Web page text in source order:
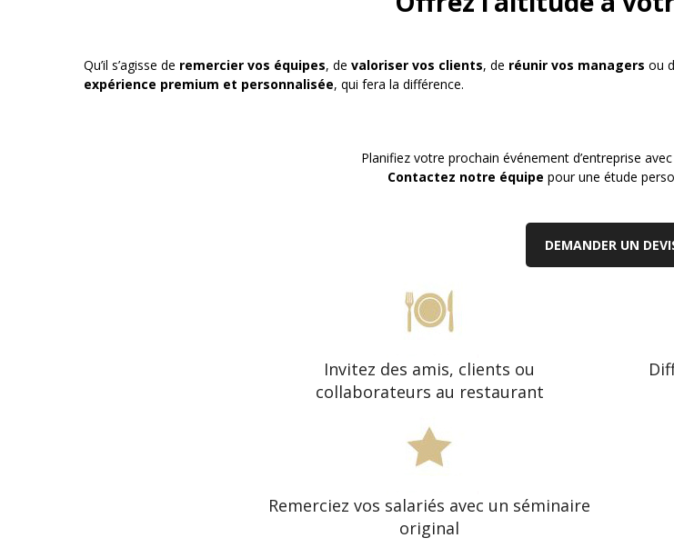
Qu’il s’agisse de remercier vos équipes, de valoriser vos clients, de réunir vos managers ou
expérience premium et personnalisée, qui fera la différence.
Planifiez votre prochain événement d’entreprise
Contactez notre équipe pour une étude
DEMANDER UN
Invitez des amis, clients ou
collaborateurs au restaurant
Remerciez vos salariés avec un séminaire
original